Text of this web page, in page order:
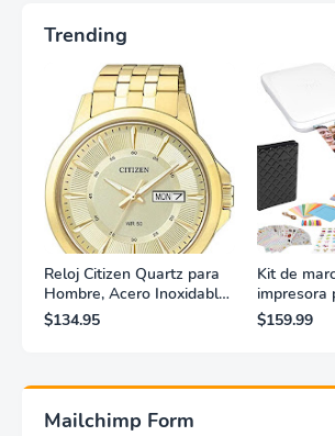
Trending
Reloj Citizen Quartz para
Hombre, Acero Inoxidable,
Clásico, Dorado
$134.95
Kit de
impresora
fotografías
Lifeprint
$159.99
Mailchimp Form